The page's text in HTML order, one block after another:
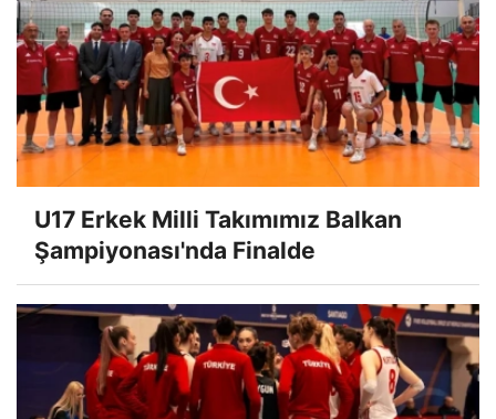
U17 Erkek Milli Takımımız Balkan
Şampiyonası'nda Finalde